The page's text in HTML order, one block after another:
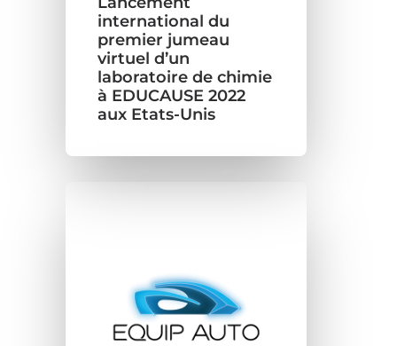
international du
premier jumeau
virtuel d’un
laboratoire de chimie
à EDUCAUSE 2022
aux Etats-Unis